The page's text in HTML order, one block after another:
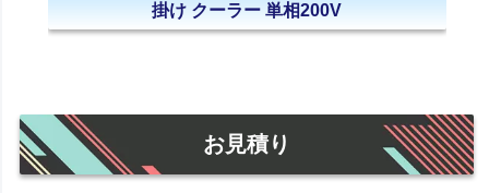
掛け クーラー 単相200V
お見積り